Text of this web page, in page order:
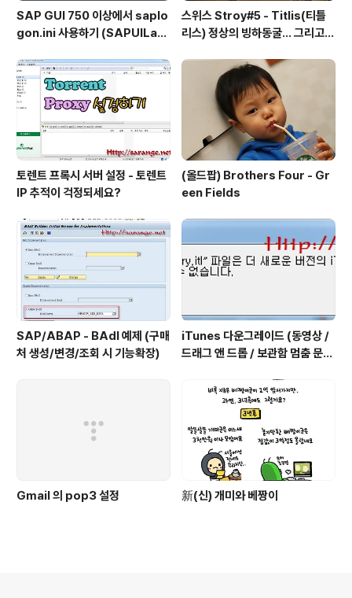
SAP GUI 750 이상에서 saplo
gon.ini 사용하기 (SAPUILan
스위스 Stroy#5 - Titlis(티틀
리스) 정상의 빙하동굴... 그리고
토렌트 프록시 서버 설정 - 토렌트
IP 추적이 걱정되세요?
(올드팝) Brothers Four - Gr
een Fields
SAP/ABAP - BAdI 예제 (구매
처 생성/변경/조회 시 기능확장)
iTunes 다운그레이드 (동영상 /
드래그 앤 드롭 / 보관함 멈춤 문제
Gmail 의 pop3 설정 新(신) 개미와 베짱이